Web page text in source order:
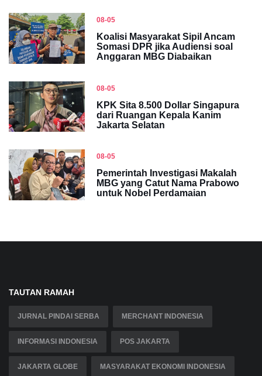
08-05
Koalisi Masyarakat Sipil Ancam
Somasi DPR jika Audiensi soal
Anggaran MBG Diabaikan
08-05
KPK Sita 8.500 Dollar Singapura
dari Ruangan Kepala Kanim
Jakarta Selatan
08-05
Pemerintah Investigasi Makalah
MBG yang Catut Nama Prabowo
untuk Nobel Perdamaian
TAUTAN RAMAH
JURNAL PINDAI SERBA MERCHANT INDONESIA
INFORMASI INDONESIA POS JAKARTA
JAKARTA GLOBE MASYARAKAT EKONOMI INDONESIA